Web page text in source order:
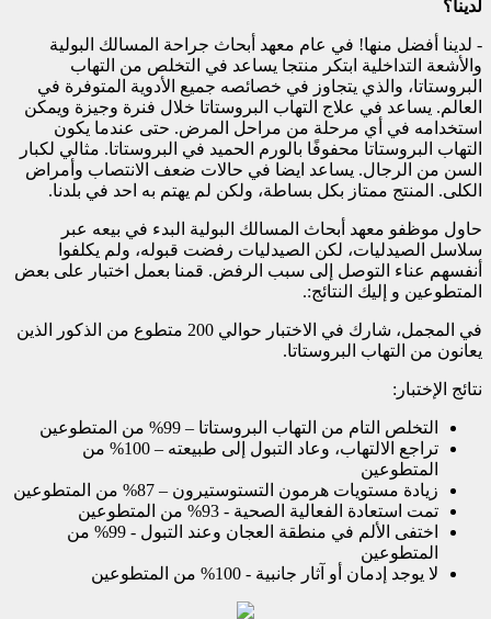
لدينا؟
- لدينا أفضل منها! في عام معهد أبحاث جراحة المسالك البولية
والأشعة التداخلية ابتكر منتجا يساعد في التخلص من التهاب
البروستاتا، والذي يتجاوز في خصائصه جميع الأدوية المتوفرة في
العالم. يساعد في علاج التهاب البروستاتا خلال فنرة وجيزة ويمكن
استخدامه في أي مرحلة من مراحل المرض. حتى عندما يكون
التهاب البروستاتا محفوفًا بالورم الحميد في البروستاتا. مثالي لكبار
السن من الرجال. يساعد ايضا في حالات ضعف الانتصاب وأمراض
الكلى. المنتج ممتاز بكل بساطة، ولكن لم يهتم به احد في بلدنا.
حاول موظفو معهد أبحاث المسالك البولية البدء في بيعه عبر
سلاسل الصيدليات، لكن الصيدليات رفضت قبوله، ولم يكلفوا
أنفسهم عناء التوصل إلى سبب الرفض. قمنا بعمل اختبار على بعض
المتطوعين و إليك النتائج:.
في المجمل، شارك في الاختبار حوالي 200 متطوع من الذكور الذين
يعانون من التهاب البروستاتا.
نتائج الإختبار:
التخلص التام من التهاب البروستاتا – 99% من المتطوعين
تراجع الالتهاب، وعاد التبول إلى طبيعته – 100% من
المتطوعين
زيادة مستويات هرمون التستوستيرون – 87% من المتطوعين
تمت استعادة الفعالية الصحية - 93% من المتطوعين
اختفى الألم في منطقة العجان وعند التبول - 99% من
المتطوعين
لا يوجد إدمان أو آثار جانبية - 100% من المتطوعين